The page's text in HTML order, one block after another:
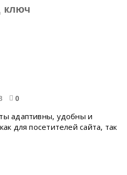
ключ
0
адаптивны, удобны и
для посетителей сайта, так